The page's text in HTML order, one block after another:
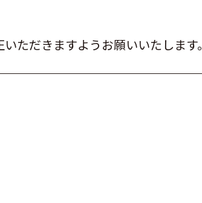
ただきますようお願いいたします。